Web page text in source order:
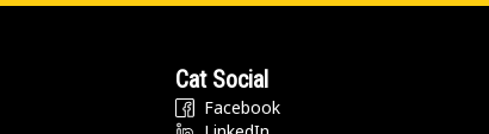
Cat Social
Facebook